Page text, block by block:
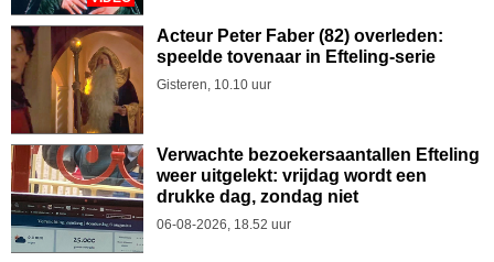
Acteur Peter Faber (82) overleden:
speelde tovenaar in Efteling-serie
Gisteren, 10.10 uur
Verwachte bezoekersaantallen Efteling
weer uitgelekt: vrijdag wordt een
drukke dag, zondag niet
06-08-2026, 18.52 uur